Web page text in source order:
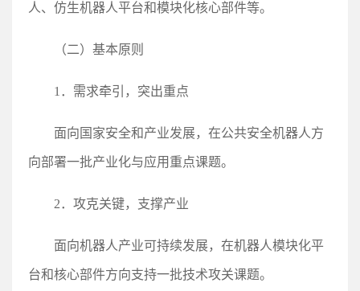
人、仿生机器人平台和模块化核心部件等。
（二）基本原则
1．需求牵引，突出重点
面向国家安全和产业发展，在公共安全机器人方
向部署一批产业化与应用重点课题。
2．攻克关键，支撑产业
面向机器人产业可持续发展，在机器人模块化平
台和核心部件方向支持一批技术攻关课题。